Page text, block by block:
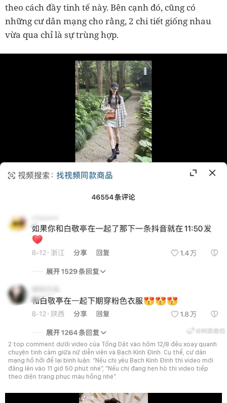
theo cách đầy tinh tế này. Bên cạnh đó, cũng có
những cư dân mạng cho rằng, 2 chi tiết giống nhau
vừa qua chỉ là sự trùng hợp.
2 top comment dưới video của Tống Dật vào hôm 12/8 đều xoay quanh
chuyện tình cảm giữa nữ diễn viên và Bạch Kính Đình. Cụ thể, cư dân
mạng hồ hởi để lại bình luận: “Nếu chị yêu Bạch Kính Đình thì video mới
đăng lên vào 11 giờ 50 phút nhé”, “Nếu chị đang hẹn hò thì video tiếp
theo diện trang phục màu hồng nhé”.